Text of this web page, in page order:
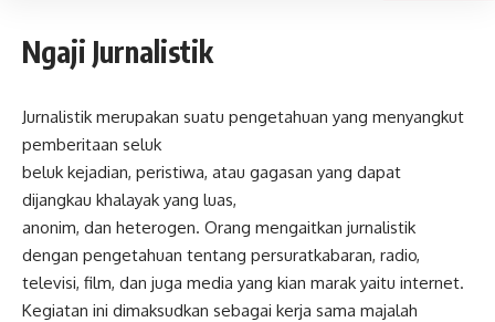
Ngaji Jurnalistik
Jurnalistik merupakan suatu pengetahuan yang menyangkut
pemberitaan seluk
beluk kejadian, peristiwa, atau gagasan yang dapat
dijangkau khalayak yang luas,
anonim, dan heterogen. Orang mengaitkan jurnalistik
dengan pengetahuan tentang persuratkabaran, radio,
televisi, film, dan juga media yang kian marak yaitu internet.
Kegiatan ini dimaksudkan sebagai kerja sama majalah